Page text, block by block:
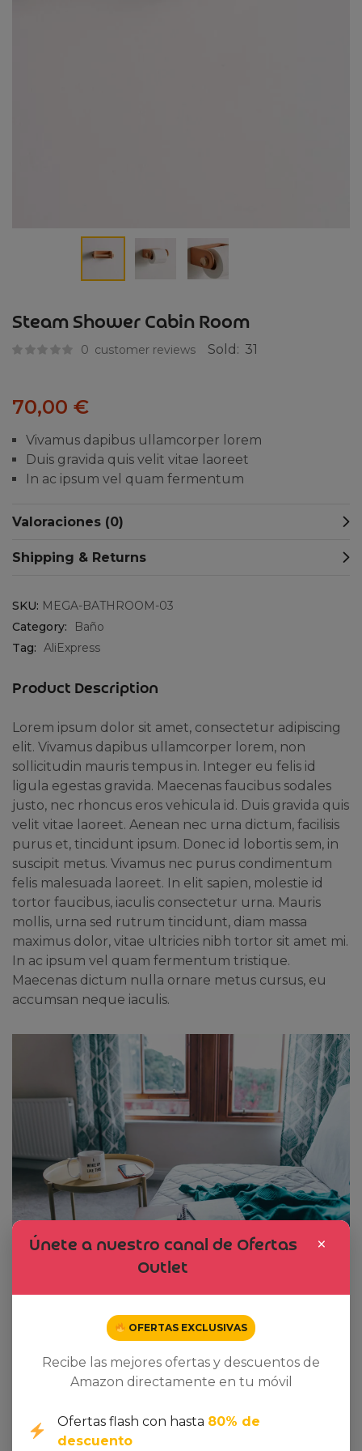
Steam Shower Cabin Room
0 customer reviews Sold: 31
70,00 €
Vivamus dapibus ullamcorper lorem
Duis gravida quis velit vitae laoreet
In ac ipsum vel quam fermentum
Valoraciones (0)
Shipping & Returns
SKU: MEGA-BATHROOM-03
Category:
Baño
Tag: AliExpress
Product Description
Lorem ipsum dolor sit amet, consectetur adipiscing
elit. Vivamus dapibus ullamcorper lorem, non
sollicitudin mauris tempus in. Integer eu felis id
ligula egestas gravida. Maecenas faucibus sodales
justo, nec rhoncus eros vehicula id. Duis gravida quis
velit vitae laoreet. Aenean nec urna dictum, facilisis
purus et, tincidunt ipsum. Donec id lobortis sem, in
suscipit metus. Vivamus nec purus condimentum
felis malesuada laoreet. In elit sapien, molestie id
tortor faucibus, iaculis consectetur urna. Mauris
mollis, urna sed rutrum tincidunt, diam massa
maximus dolor, vitae ultricies nibh tortor sit amet mi.
In ac ipsum vel quam fermentum tristique.
Maecenas dictum nulla ornare metus cursus, eu
accumsan neque iaculis.
×
Únete a nuestro canal de Ofertas
Outlet
OFERTAS EXCLUSIVAS
Recibe las mejores ofertas y descuentos de
Amazon directamente en tu móvil
Ofertas flash con hasta 80% de
descuento